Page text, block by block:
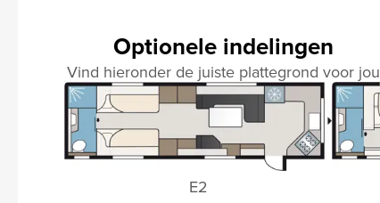
Optionele indelingen
Vind hieronder de juiste plattegrond voor jou
E2